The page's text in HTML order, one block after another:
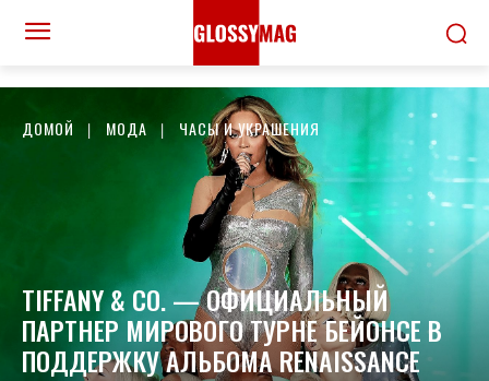
ДОМОЙ МОДА ЧАСЫ И УКРАШЕНИЯ
TIFFANY & CO. — ОФИЦИАЛЬНЫЙ
ПАРТНЕР МИРОВОГО ТУРНЕ БЕЙОНСЕ В
ПОДДЕРЖКУ АЛЬБОМА RENAISSANCE